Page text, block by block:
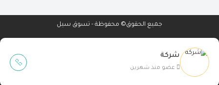
شركة
عضو منذ شهرين
جميع الحقوق© محفوظة - تسوق سيل